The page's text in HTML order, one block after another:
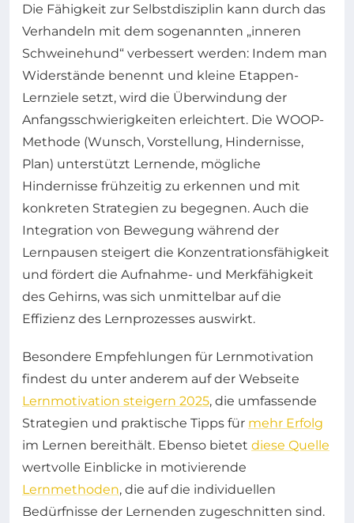
Die Fähigkeit zur Selbstdisziplin kann durch das
Verhandeln mit dem sogenannten „inneren
Schweinehund“ verbessert werden: Indem man
Widerstände benennt und kleine Etappen-
Lernziele setzt, wird die Überwindung der
Anfangsschwierigkeiten erleichtert. Die WOOP-
Methode (Wunsch, Vorstellung, Hindernisse,
Plan) unterstützt Lernende, mögliche
Hindernisse frühzeitig zu erkennen und mit
konkreten Strategien zu begegnen. Auch die
Integration von Bewegung während der
Lernpausen steigert die Konzentrationsfähigkeit
und fördert die Aufnahme- und Merkfähigkeit
des Gehirns, was sich unmittelbar auf die
Effizienz des Lernprozesses auswirkt.
Besondere Empfehlungen für Lernmotivation
findest du unter anderem auf der Webseite
Lernmotivation steigern 2025, die umfassende
Strategien und praktische Tipps für mehr Erfolg
im Lernen bereithält. Ebenso bietet diese Quelle
wertvolle Einblicke in motivierende
Lernmethoden, die auf die individuellen
Bedürfnisse der Lernenden zugeschnitten sind.